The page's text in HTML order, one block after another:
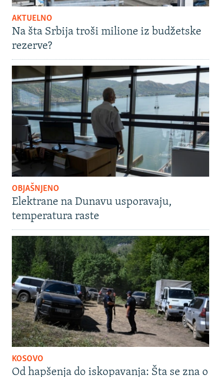
AKTUELNO
Na šta Srbija troši milione iz budžetske
rezerve?
OBJAŠNJENO
Elektrane na Dunavu usporavaju,
temperatura raste
KOSOVO
Od hapšenja do iskopavanja: Šta se zna o